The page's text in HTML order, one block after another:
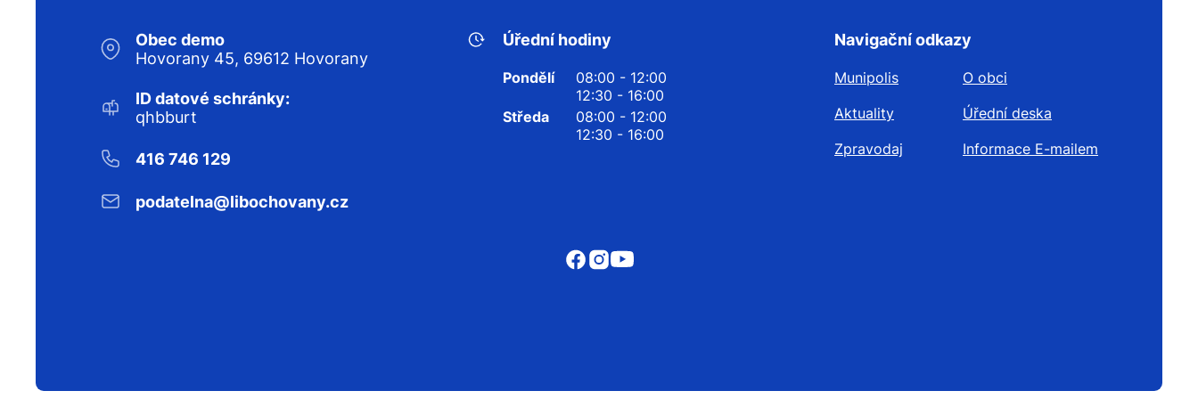
Obec demo
Hovorany 45, 69612 Hovorany
ID datové schránky:
qhbburt
416 746 129
podatelna@libochovany.cz
Úřední hodiny
Pondělí
08:00 - 12:00
12:30 - 16:00
Středa
08:00 - 12:00
12:30 - 16:00
Navigační odkazy
Munipolis
O obci
Aktuality
Úřední deska
Zpravodaj
Informace E-mailem